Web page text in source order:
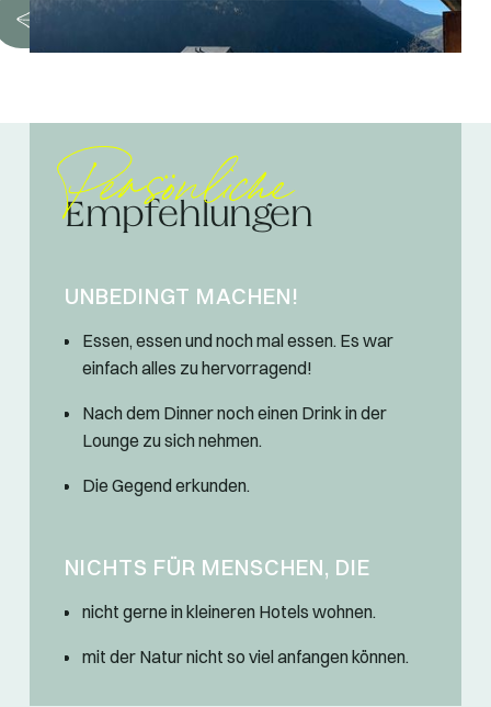
Persönliche
Empfehlungen
UNBEDINGT MACHEN!
Essen, essen und noch mal essen. Es war
einfach alles zu hervorragend!
Nach dem Dinner noch einen Drink in der
Lounge zu sich nehmen.
Die Gegend erkunden.
NICHTS FÜR MENSCHEN, DIE
nicht gerne in kleineren Hotels wohnen.
mit der Natur nicht so viel anfangen können.